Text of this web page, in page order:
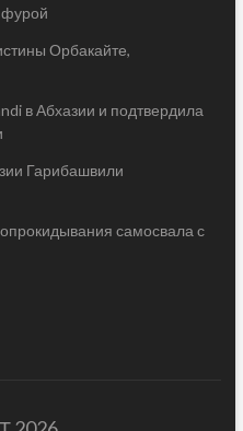
фурой
Орбакайте,
в Абхазии и подтвердила
Гарибашвили
самосвала с